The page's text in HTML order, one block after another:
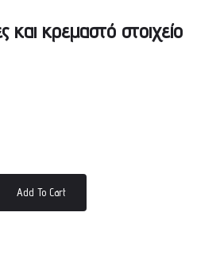
και κρεμαστό στοιχείο
Add To Cart